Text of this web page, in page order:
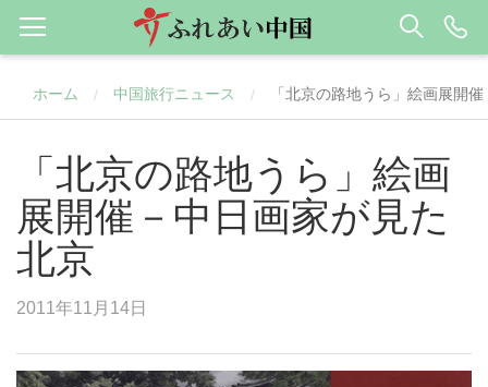
ホーム / 中国旅行ニュース / 「北京の路地うら」絵画展開
「北京の路地うら」絵画
展開催－中日画家が見た
北京
2011年11月14日